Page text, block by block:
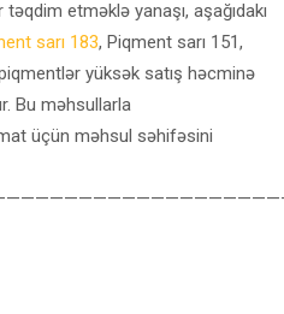
etməklə yanaşı, aşağıdakı
sarı 183, Piqment sarı 151,
yüksək satış həcminə
Bu məhsullarla
üçün məhsul səhifəsini